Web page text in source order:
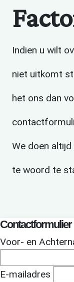
Indien u wilt
niet uitkomt
het ons dan
We doen
te woord te
Contactformulier
Voor- en
E-mailadres